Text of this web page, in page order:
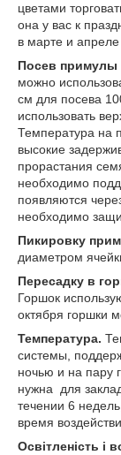
цветами
она у вас к
в марте и
Посев примулы
можно
см для посева
использовать
Температура на
высокие
прорастания
необходимо
появляются
необходимо
Пикировку
диаметром
Пересадку в
Горшок
октября горшки
Температура.
системы,
ночью и на пару
нужна для
течении 6
время
Освітленість і